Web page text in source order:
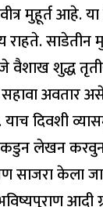
मुहूर्त आहे.
साडेतीन
शुद्ध
अवतार
दिवशी
लेखन
साजरा केला
आदी